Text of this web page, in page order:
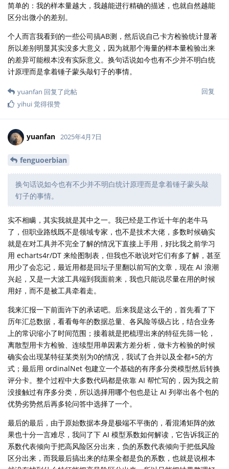
简单的：我的样本量越大，我越能进行精确的描述，也就自然越能
区分出微小的差别。
个人而言我看到的一些公司搞AB测，然后说自己卡方检验统计显著
所以差别明显其实没多大意义，因为就那个海量的样本量检验出来
的差异可能根本没有实际意义。换句话说如今也有不少并不明白统
计原理而是拿着锤子蒙头敲钉子的事情。
回复
yuanfan 回复了此帖
yihui觉得很赞
yuanfan 2025年4月7日
fenguoerbian
换句话说如今也有不少并不明白统计原理而是拿着锤子蒙头敲
钉子的事情。
实不相瞒，其实我就是其中之一。我已经是工作近十年的老牛马
了，但职业路线既不是领域专家，也不是技术大佬，多数时候确实
就是在对工具并不完全了解的情况下直接上手用，好比我之前学习
用 echarts4r/DT 来绘图制表，但我也不敢说对它们有多了解，甚至
用少了会忘记，最近用都是回坛子里翻以前写的文章，现在 AI 浪潮
兴起，又是一大波工具端到我面前来，我也只能说尽量在用的时候
用好，而不是被工具牵着走。
我来汇报一下前面许下的承诺吧。后来我是这么干的，首先看了下
历年汇总数据，看看每年的数据总量、各风险等级占比，结合业务
上的常识缩小了时间范围；接着就是把梳理出来的特征先筛一轮，
离散型用卡方检验、连续型用单因素方差分析，做卡方检验的时候
确实会出现某特征某类别为0的情况，我试了合并以及全都+5的方
式；最后用 ordinalNet 包建立一个基础的有序多分类模型然后转换
评分卡。整个过程中大多数代码都是依靠 AI 帮忙写的，因为我之前
没接触过有序多分类，所以选择用哪个包也是让 AI 列举出各个包的
优势劣势然后再多轮问答中选择了一个。
最后的最后，由于原始数据本身是极端不平衡的，看混淆矩阵的效
果也十分一言难尽，我问了下 AI 模型系数如何解读，它告诉我正的
系数代表倾向于把高风险区分出来，负的系数代表倾向于把低风险
区分出来，而我最后搞出来的结果全都是负的系数，也就是说根本